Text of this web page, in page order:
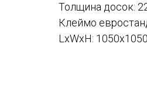
Толщина досок:
Клеймо
LxWxH: